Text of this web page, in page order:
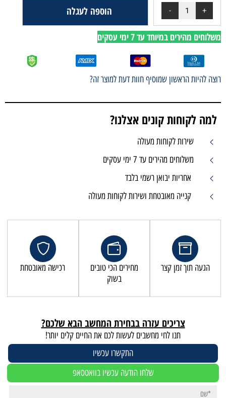
הוספה לעגלה
משלוחים מהירים במיוחד עד 7 ימי עסקים
רוצה להיות הראשון שמוסיף חוות דעת למוצר זה?
למה לקוחות קונים אצלנו?
שירות לקוחות מעולה
משלוחים מהירים עד 7 ימי עסקים
אחריות יבואן רשמי בלבד
קנייה מאובטחת ושירות לקוחות מעולה
הגעה תוך זמן קצר
מחירים הכי טובים
בשוק
רכישה מאובטחת
צריכים עזרה בבחירת המחשב הבא שלכם?
תנו לחי מחשבים לעשות לכם את החיים קלים יותר!
התקשרו עכשיו
שלחו הודעה עכשיו בוואטסאפ